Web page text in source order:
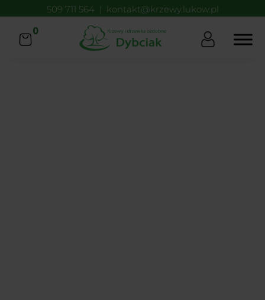
509 711 564 | kontakt@krzewy.lukow.pl
0